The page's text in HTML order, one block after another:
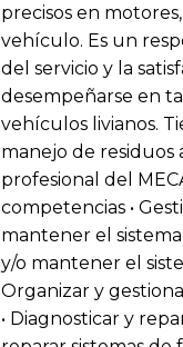
precisos en
vehículo. Es un
del servicio y la
desempeñarse en
vehículos livianos.
manejo de
profesional del
competencias •
mantener el
y/o mantener el
Organizar y
• Diagnosticar y